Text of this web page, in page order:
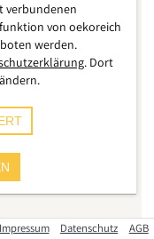
Impressum Datenschutz AGB
verbundenen
von oekoreich
werden.
. Dort